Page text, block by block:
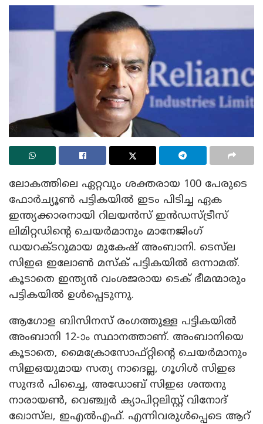
ലോകത്തിലെ ഏറ്റവും ശക്തരായ 100 പേരുടെ
ഫോർച്യൂൺ പട്ടികയിൽ ഇടം പിടിച്ച ഏക
ഇന്ത്യക്കാരനായി റിലയൻസ് ഇൻഡസ്ട്രീസ്
ലിമിറ്റഡിൻ്റെ ചെയർമാനും മാനേജിംഗ്
ഡയറക്ടറുമായ മുകേഷ് അംബാനി. ടെസ്‌ല
സിഇഒ ഇലോൺ മസ്‌ക് പട്ടികയിൽ ഒന്നാമത്.
കൂടാതെ ഇന്ത്യൻ വംശജരായ ടെക് ഭീമന്മാരും
പട്ടികയിൽ ഉൾപ്പെടുന്നു.
ആഗോള ബിസിനസ് രംഗത്തുള്ള പട്ടികയിൽ
അംബാനി 12-ാം സ്ഥാനത്താണ്. അംബാനിയെ
കൂടാതെ, മൈക്രോസോഫ്റ്റിൻ്റെ ചെയർമാനും
സിഇഒയുമായ സത്യ നാദെല്ല, ഗൂഗിൾ സിഇഒ
സുന്ദർ പിച്ചൈ, അഡോബ് സിഇഒ ശന്തനു
നാരായൺ, വെഞ്ച്വർ ക്യാപിറ്റലിസ്റ്റ് വിനോദ്
ഖോസ്‌ല, ഇഎൽഎഫ്. എന്നിവരുൾപ്പെടെ ആറ്